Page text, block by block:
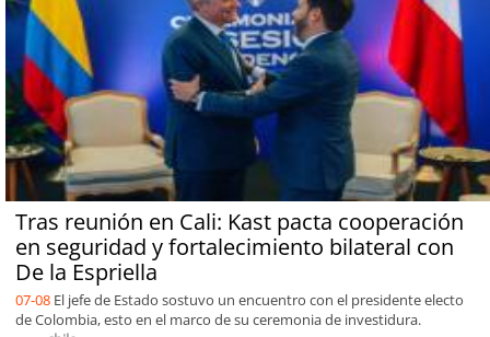
Tras reunión en Cali: Kast pacta cooperación
en seguridad y fortalecimiento bilateral con
De la Espriella
07-08 El jefe de Estado sostuvo un encuentro con el presidente electo
de Colombia, esto en el marco de su ceremonia de investidura.